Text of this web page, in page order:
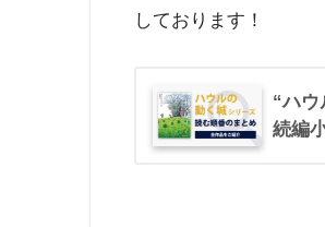
しております！
“ハ
続編